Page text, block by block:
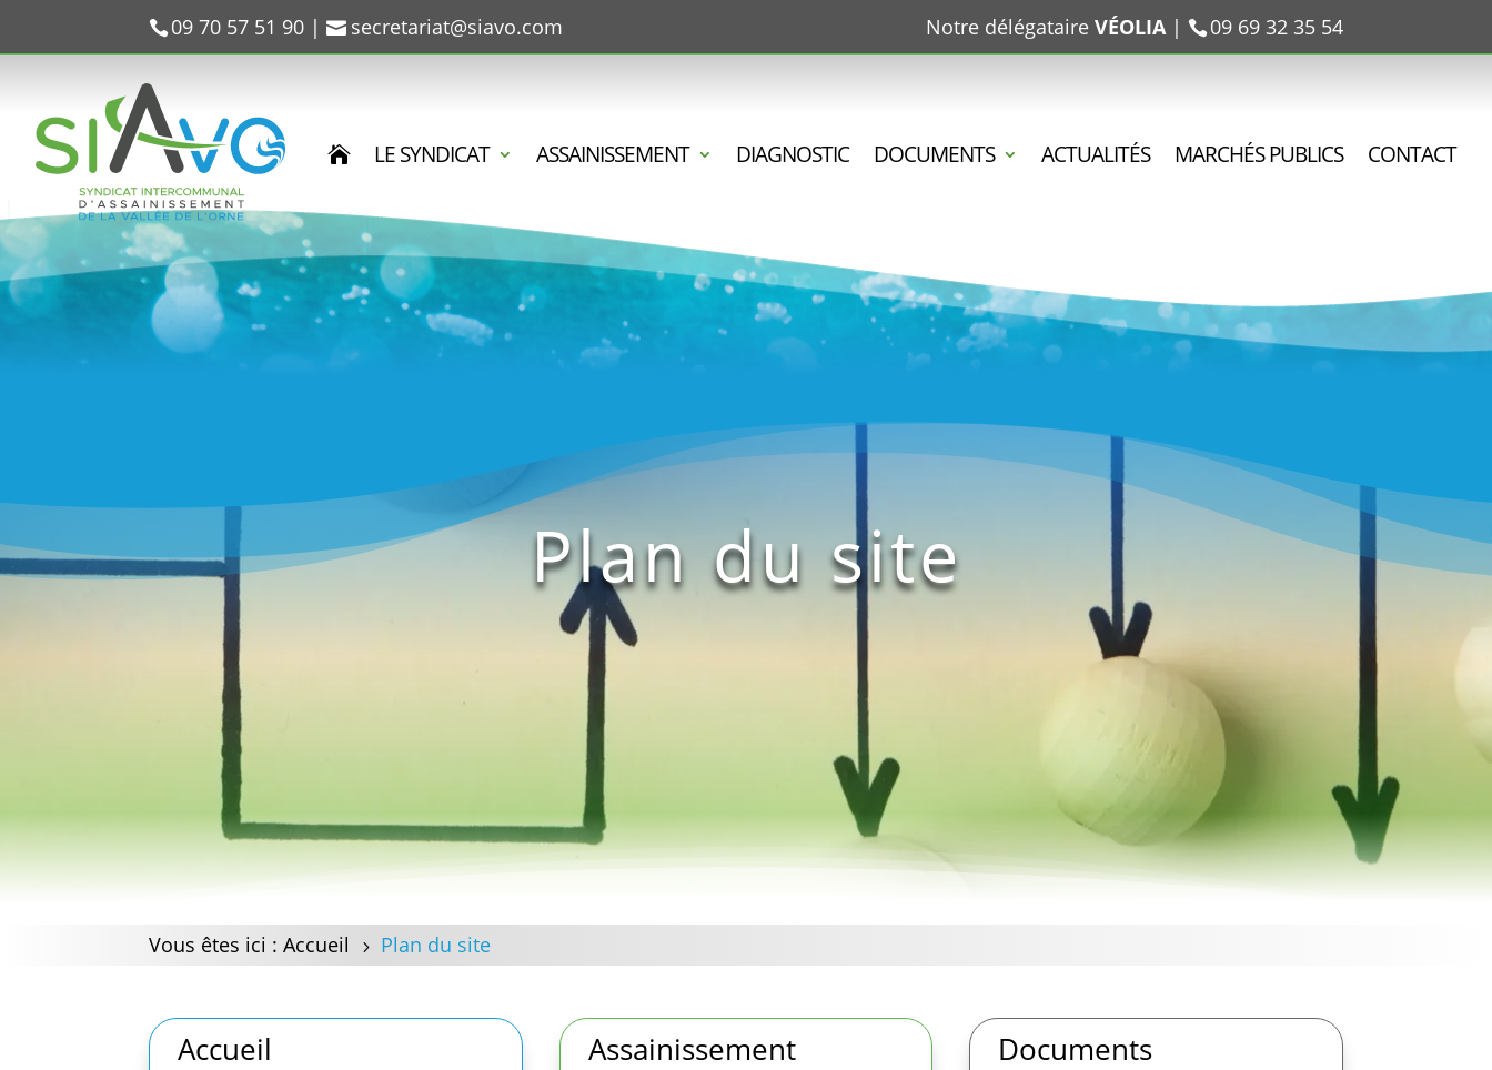
09 70 57 51 90 | secretariat@siavo.com Notre délégataire VÉOLIA| 09 69 32 35 54
LE SYNDICAT ASSAINISSEMENT DIAGNOSTIC DOCUMENTS ACTUALITÉS MARCHÉS PUBLICS CONTACT
Plan du site
Vous êtes ici : Accueil 5 Plan du site
Accueil
Assainissement Documents